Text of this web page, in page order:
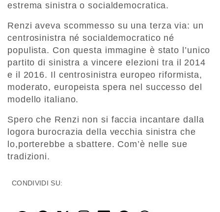
estrema sinistra o socialdemocratica.
Renzi aveva scommesso su una terza via: un
centrosinistra né socialdemocratico né
populista. Con questa immagine è stato l’unico
partito di sinistra a vincere elezioni tra il 2014
e il 2016. Il centrosinistra europeo riformista,
moderato, europeista spera nel successo del
modello italiano.
Spero che Renzi non si faccia incantare dalla
logora burocrazia della vecchia sinistra che
lo,porterebbe a sbattere. Com’è nelle sue
tradizioni.
CONDIVIDI SU: